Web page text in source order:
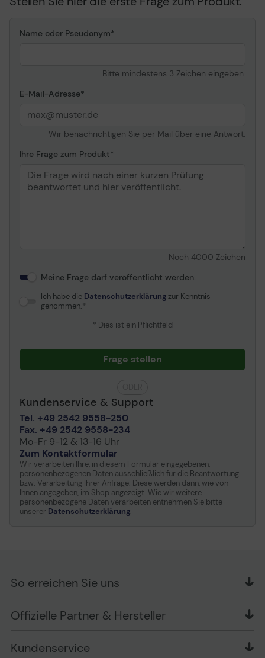
Name oder Pseudonym
Bitte mindestens 3 Zeichen eingeben.
E-Mail-Adresse
Wir benachrichtigen Sie per Mail über eine Antwort.
Ihre Frage zum Produkt
Noch 4000 Zeichen
Meine Frage darf veröffentlicht werden.
Ich habe die Datenschutzerklärungzur Kenntnis
genommen.
* Dies ist ein Pflichtfeld
Frage stellen
Kundenservice & Support
Tel. +49 2542 9558-250
Fax. +49 2542 9558-234
Mo-Fr 9-12 & 13-16 Uhr
Zum Kontaktformular
Wir verarbeiten Ihre, in diesem Formular eingegebenen,
personenbezogenen Daten ausschließlich für die Beantwortung
bzw. Verarbeitung Ihrer Anfrage. Diese werden dann, wie von
Ihnen angegeben, im Shop angezeigt. Wie wir weitere
personenbezogene Daten verarbeiten entnehmen Sie bitte
unserer Datenschutzerklärung.
Offizielle Partner & Hersteller
Kundenservice
So erreichen Sie uns
Schlesierring 35
Telefon: +49 (0) 2542 / 9558250